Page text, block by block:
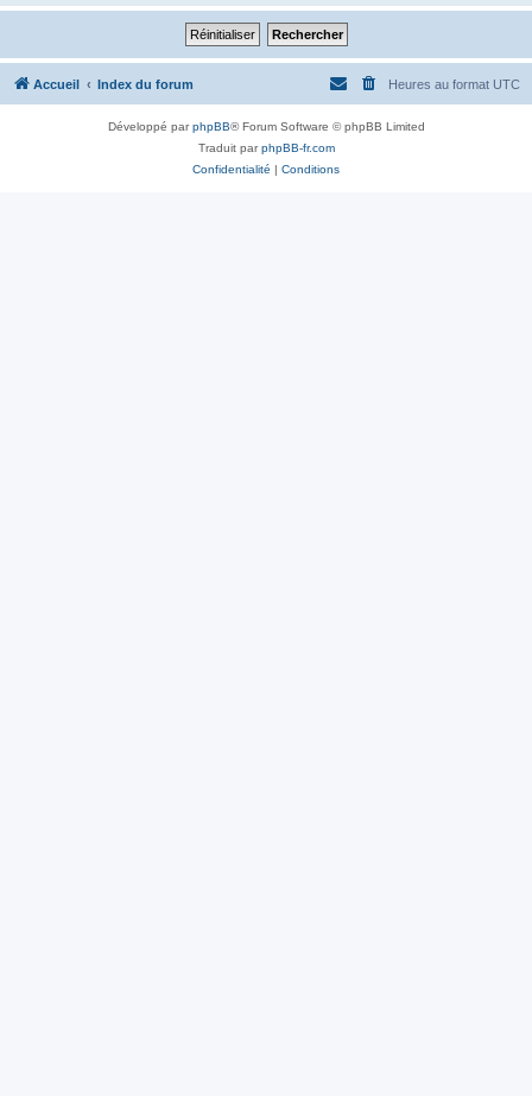
Accueil Index du forum Heures au format UTC
Développé parphpBB® Forum Software © phpBB Limited
Traduit parphpBB-fr.com
Confidentialité
Conditions